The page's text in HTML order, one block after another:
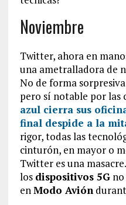
Noviembre
Twitter, ahora en
una ametralladora de
No de forma
pero sí notable por las
azul cierra sus
final despide a la
rigor, todas las
cinturón, en mayor o
Twitter es una
los dispositivos 5Gno
enModo Avión